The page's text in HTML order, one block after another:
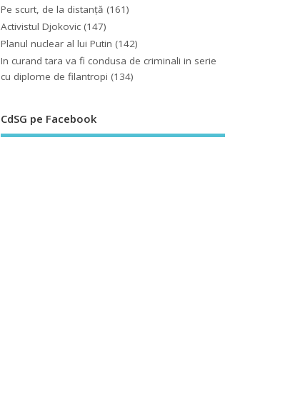
Pe scurt, de la distanță (161)
Activistul Djokovic (147)
Planul nuclear al lui Putin (142)
In curand tara va fi condusa de criminali in serie
cu diplome de filantropi (134)
CdSG pe Facebook